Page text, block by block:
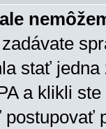
stať
a klikli